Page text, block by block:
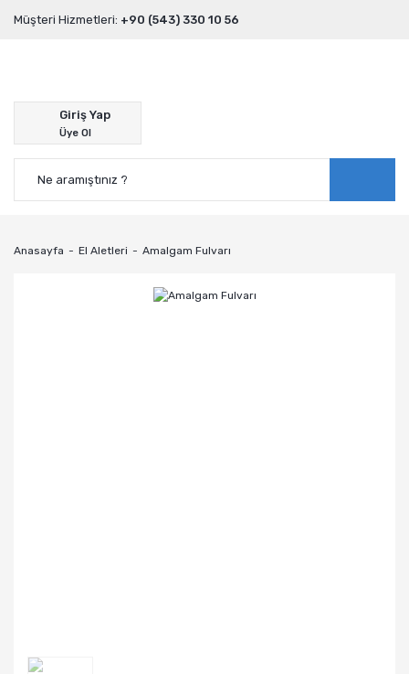
Müşteri Hizmetleri: +90 (543) 330 10 56
Giriş Yap
Üye Ol
Anasayfa El Aletleri Amalgam Fulvarı